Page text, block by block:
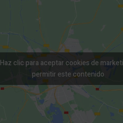
Haz clic para aceptar cookies de
permitir este contenido